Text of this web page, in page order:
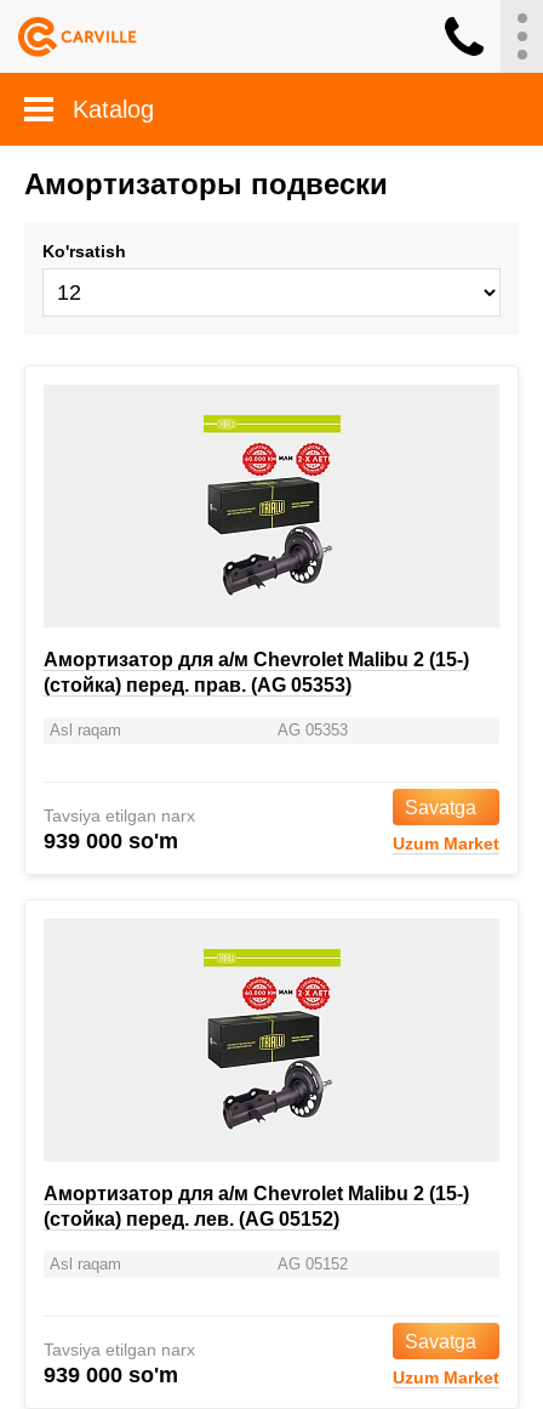
Katalog
Амортизаторы подвески
Ko'rsatish
Амортизатор для а/м Chevrolet Malibu 2 (15-)
(стойка) перед. прав. (AG 05353)
Asl raqam AG 05353
Tavsiya etilgan narx
939 000 so'm
Savatga
Uzum Market
Амортизатор для а/м Chevrolet Malibu 2 (15-)
(стойка) перед. лев. (AG 05152)
Asl raqam AG 05152
Tavsiya etilgan narx
939 000 so'm
Savatga
Uzum Market